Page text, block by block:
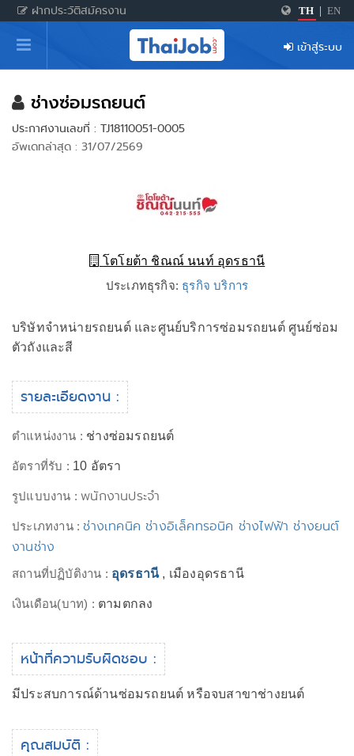
ฝากประวัติสมัครงาน TH EN
หน้าหลัก
ผู้สมัครงาน: เข้าสู่ระบบ
ฝากประวัติสมัครงาน
เกร็ดความรู้
สำหรับผู้ประกอบการ
เข้าสู่ระบบ
ช่างซ่อมรถยนต์
ประกาศงานเลขที่ : TJ18110051-0005
อัพเดทล่าสุด : 31/07/2569
โตโยต้า ชิณณ์ นนท์ อุดรธานี
ประเภทธุรกิจ: ธุรกิจ บริการ
บริษัทจำหน่ายรถยนต์ และศูนย์บริการซ่อมรถยนต์ ศูนย์ซ่อม
ตัวถังและสี
รายละเอียดงาน :
ตำแหน่งงาน : ช่างซ่อมรถยนต์
อัตราที่รับ : 10 อัตรา
รูปแบบงาน :พนักงานประจำ
ประเภทงาน :ช่างเทคนิค ช่างอิเล็คทรอนิค ช่างไฟฟ้า ช่างยนต์
งานช่าง
สถานที่ปฏิบัติงาน : อุดรธานี, เมืองอุดรธานี
เงินเดือน(บาท) : ตามตกลง
หน้าที่ความรับผิดชอบ :
มีประสบการณ์ด้านซ่อมรถยนต์ หรือจบสาขาช่างยนต์
คุณสมบัติ :